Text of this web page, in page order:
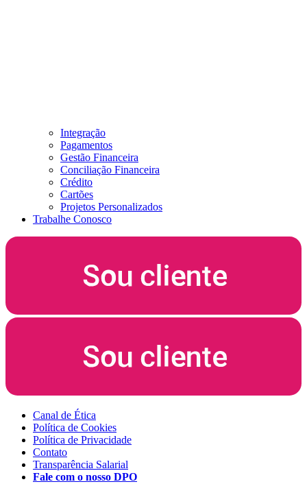
Integração
Pagamentos
Gestão Financeira
Conciliação Financeira
Crédito
Cartões
Projetos Personalizados
Trabalhe Conosco
Canal de Ética
Política de Cookies
Política de Privacidade
Contato
Transparência Salarial
Fale com o nosso DPO